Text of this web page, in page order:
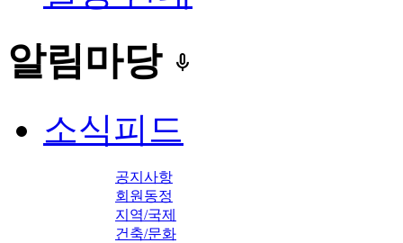
알림마당 keyboard_voice
소식피드
공지사항
회원동정
지역/국제
건축/문화